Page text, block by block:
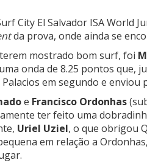
City El Salvador ISA World
da prova, onde ainda se
mostrado bom surf, foi
onda de 8.25 pontos que,
em segundo e enviou
e Francisco Ordonhas
ter feito uma
Uriel Uziel, o que obrigou
em relação a